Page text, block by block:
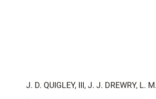
J. D. QUIGLEY, III, J. J. DREWRY,